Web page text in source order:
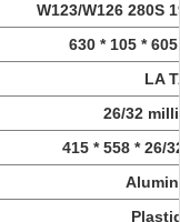
W123/W126 280S
630 * 105 *
LA
26/32
415 * 558 * 26/